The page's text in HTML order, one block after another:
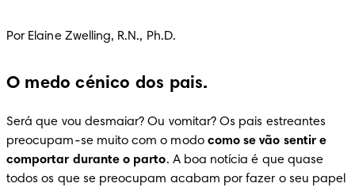
Por Elaine Zwelling, R.N., Ph.D.
O medo cénico dos pais.
Será que vou desmaiar? Ou vomitar? Os pais estreantes
preocupam-se muito com o modo como se vão sentir e
comportar durante o parto. A boa notícia é que quase
todos os que se preocupam acabam por fazer o seu papel